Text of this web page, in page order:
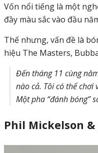
Vốn nổi tiếng là một
đầy màu sắc vào đầu
Thế nhưng, vấn đề là
hiệu The Masters,
Đến tháng 11 cùng
nào cả. Tôi có thể chơi
Một pha “đánh bóng”
Phil Mickelson